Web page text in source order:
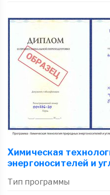
Химическая
энергоносителей и
Тип программы